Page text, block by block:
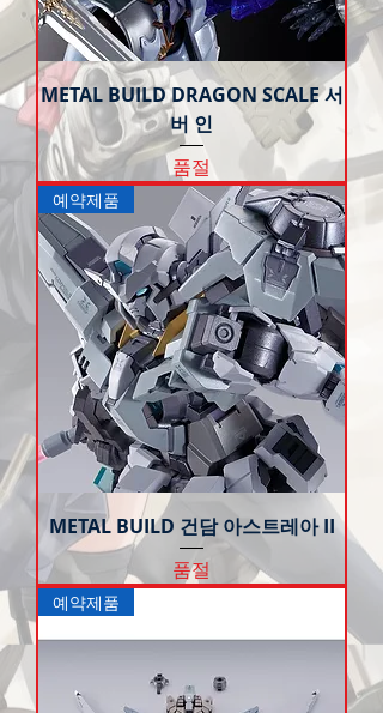
METAL BUILD DRAGON SCALE 서
버 인
품절
예약제품
METAL BUILD 건담 아스트레아 II
품절
예약제품